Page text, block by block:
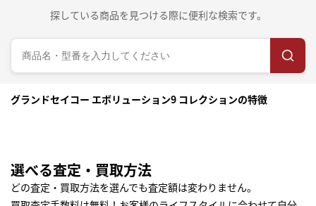
探している商品を見つける際に便利な検索です。
グランドセイコー エボリューション9 コレクションの特徴
選べる査定・買取方法
どの査定・買取方法を選んでも査定額は変わりません。